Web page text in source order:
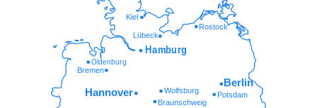
Braunschweig
Potsdam
Wolfsburg
Oldenburg
Lübeck
Rostock
Kiel
Hannover
Berlin
Bremen
Hamburg